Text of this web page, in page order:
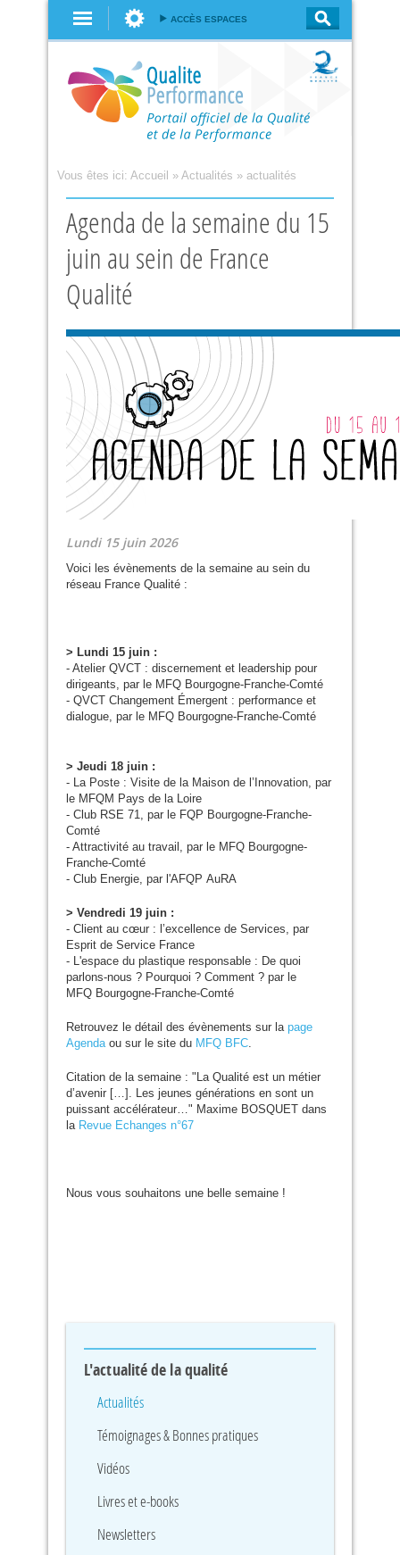
ACCÈS ESPACES
Vous êtes ici: Accueil » Actualités » actualités
Agenda de la semaine du 15
juin au sein de France
Qualité
Lundi 15 juin 2026
Voici les évènements de la semaine au sein du
réseau France Qualité :
> Lundi 15 juin :
- Atelier QVCT : discernement et leadership pour
dirigeants, par le MFQ Bourgogne-Franche-Comté
- QVCT Changement Émergent : performance et
dialogue, par le MFQ Bourgogne-Franche-Comté
> Jeudi 18 juin :
- La Poste : Visite de la Maison de l’Innovation, par
le MFQM Pays de la Loire
- Club RSE 71, par le FQP Bourgogne-Franche-
Comté
- Attractivité au travail, par le MFQ Bourgogne-
Franche-Comté
- Club Energie, par l'AFQP AuRA
> Vendredi 19 juin :
- Client au cœur : l’excellence de Services, par
Esprit de Service France
- L'espace du plastique responsable : De quoi
parlons-nous ? Pourquoi ? Comment ? par le
MFQ Bourgogne-Franche-Comté
Retrouvez le détail des évènements sur la page
Agendaou sur le site du MFQ BFC.
Citation de la semaine : "La Qualité est un métier
d’avenir […]. Les jeunes générations en sont un
puissant accélérateur…" Maxime BOSQUET dans
la Revue Echanges n°67
Nous vous souhaitons une belle semaine !
L'actualité de la qualité
Actualités
Témoignages & Bonnes pratiques
Vidéos
Livres et e-books
Newsletters